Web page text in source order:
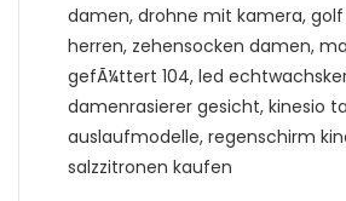
damen, drohne mit kamera,
herren, zehensocken damen,
gefÃ¼ttert 104, led
damenrasierer gesicht, kinesio
auslaufmodelle, regenschirm
salzzitronen kaufen